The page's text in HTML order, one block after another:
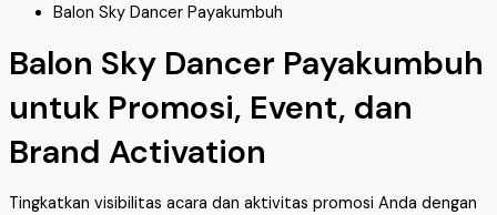
Balon Sky Dancer Payakumbuh
Balon Sky Dancer Payakumbuh
untuk Promosi, Event, dan
Brand Activation
Tingkatkan visibilitas acara dan aktivitas promosi Anda dengan